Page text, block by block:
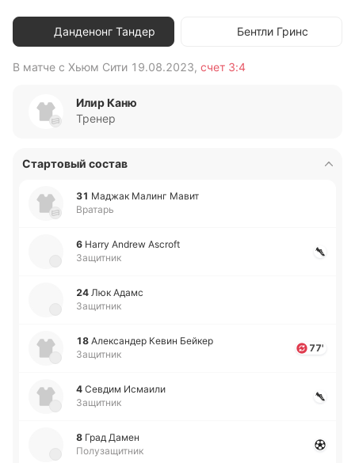
Данденонг Тандер Бентли Гринс
В матче с Хьюм Сити 19.08.2023, счет 3:4
Илир Каню
Тренер
Стартовый состав
31 Маджак Малинг Мавит
Вратарь
6 Harry Andrew Ascroft
Защитник
24 Люк Адамс
Защитник
18 Але­кса­ндер Кевин Бейкер
Защитник
77'
4 Севдим Исмаи­ли
Защитник
8 Град Дамен
Полузащитник